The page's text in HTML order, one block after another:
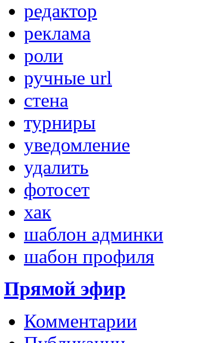
редактор
реклама
роли
ручные url
стена
турниры
уведомление
удалить
фотосет
хак
шаблон админки
шабон профиля
Прямой эфир
Комментарии